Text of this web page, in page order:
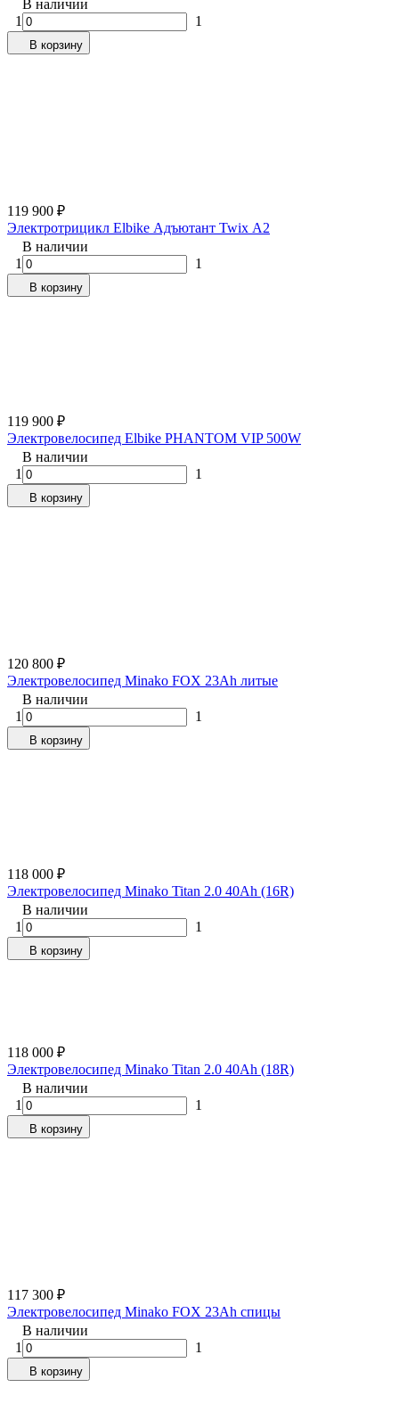
В наличии
1
1
В корзину
119 900 ₽
Электротрицикл Elbike Адъютант Twix А2
В наличии
1
1
В корзину
119 900 ₽
Электровелосипед Elbike PHANTOM VIP 500W
В наличии
1
1
В корзину
120 800 ₽
Электровелосипед Minako FOX 23Ah литые
В наличии
1
1
В корзину
118 000 ₽
Электровелосипед Minako Titan 2.0 40Ah (16R)
В наличии
1
1
В корзину
118 000 ₽
Электровелосипед Minako Titan 2.0 40Ah (18R)
В наличии
1
1
В корзину
117 300 ₽
Электровелосипед Minako FOX 23Ah спицы
В наличии
1
1
В корзину